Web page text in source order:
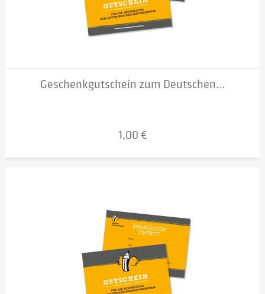
Geschenkgutschein zum Deutschen...
1,00 €